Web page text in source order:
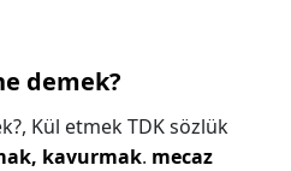
demek?
Kül etmek TDK sözlük
kavurmak. mecaz